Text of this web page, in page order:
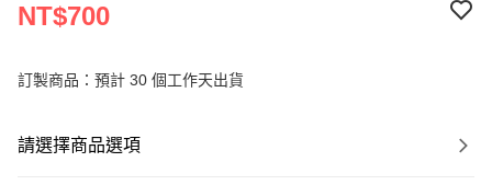
NT$700
訂製商品：預計 30 個工作天出貨
請選擇商品選項